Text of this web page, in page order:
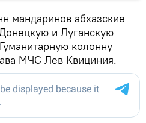
мандаринов абхазские
и Луганскую
колонну
МЧС Лев Квициния.